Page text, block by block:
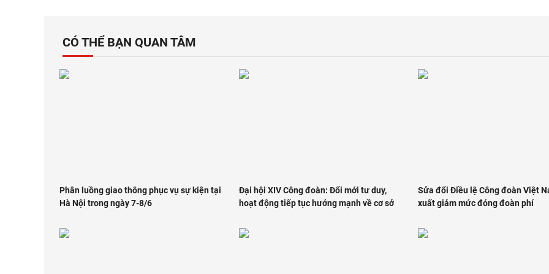
CÓ THỂ BẠN QUAN TÂM
Phân luồng giao thông phục vụ sự kiện tại
Hà Nội trong ngày 7-8/6
Đại hội XIV Công đoàn: Đổi mới tư duy,
hoạt động tiếp tục hướng mạnh về cơ sở
Sửa đổi Điều lệ Công đoàn Việt
xuất giảm mức đóng đoàn phí